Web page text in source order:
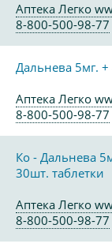
Аптека Легко
8-800-500-98-77
Дальнева 5мг.
Аптека Легко
8-800-500-98-77
Ко - Дальнева
30шт. таблетки
Аптека Легко
8-800-500-98-77